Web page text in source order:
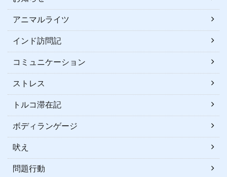
アニマルライツ
インド訪問記
コミュニケーション
ストレス
トルコ滞在記
ボディランゲージ
吠え
問題行動